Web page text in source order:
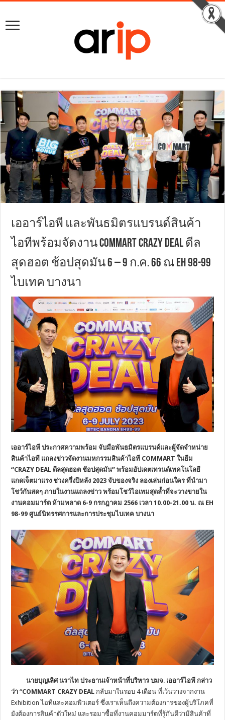
เออาร์ไอพี และพันธมิตรแบรนด์สินค้า
ไอทีพร้อมจัดงาน COMMART CRAZY DEAL ดีล
สุดฮอต ช้อปสุดมัน 6 – 9 ก.ค. 66 ณ EH 98-99
ไบเทค บางนา
เออาร์ไอพี ประกาศความพร้อม จับมือพันธมิตรแบรนด์และผู้จัดจำหน่าย
สินค้าไอที แถลงข่าวจัดงานมหกรรมสินค้าไอที COMMART ในธีม
“CRAZY DEAL ดีลสุดฮอต ช้อปสุดมัน” พร้อมอัปเดตเทรนด์เทคโนโลยี
แกดเจ็ตมาแรง ช่วงครึ่งปีหลัง 2023 จับของจริง ลองเล่นก่อนใคร ที่นำมา
โชว์กันสดๆ ภายในงานแถลงข่าว พร้อมโชว์ไอเทมสุดล้ำที่จะวางขายใน
งานคอมมาร์ต ห้ามพลาด 6-9 กรกฎาคม 2566 เวลา 10.00-21.00 น. ณ EH
98-99 ศูนย์นิทรรศการและการประชุมไบเทค บางนา
นายบุญเลิศ นราไท ประธานเจ้าหน้าที่บริหาร บมจ. เออาร์ไอพี กล่าว
ว่า“COMMART CRAZY DEAL กลับมาในรอบ 4 เดือน ที่เว้นวางจากงาน
Exhibition ไอทีและคอมพิวเตอร์ ซึ่งเราเห็นถึงความต้องการของผู้บริโภคที่
ยังต้องการสินค้าตัวใหม่ และรอมาซื้อที่งานคอมมาร์ตที่รู้กันดีว่ามีสินค้าที่